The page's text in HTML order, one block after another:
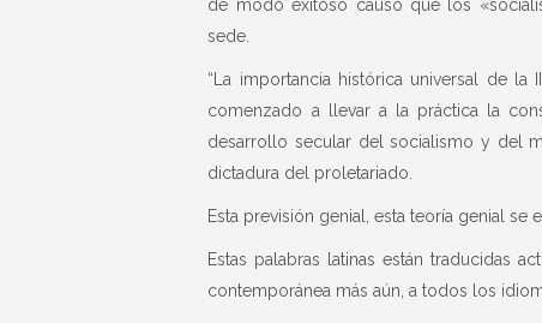
de modo exitoso causó que los
sede.
“La importancia histórica universal de la
comenzado a llevar a la práctica la
desarrollo secular del socialismo y del
dictadura del proletariado.
Esta previsión genial, esta teoría genial se
Estas palabras latinas están traducidas
contemporánea más aún, a todos los